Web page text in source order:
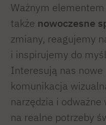
Ważnym
także nowoczesne
zmiany, reagujemy
i inspirujemy do
Interesują nas nowe
komunikacja
narzędzia i
na realne potrzeby